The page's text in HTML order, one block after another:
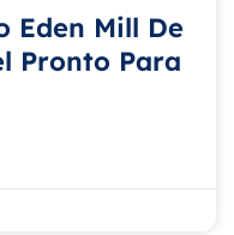
Eden Mill De
Pronto Para